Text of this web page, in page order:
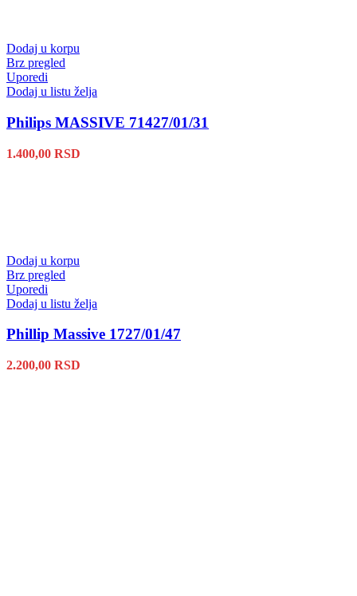
Dodaj u korpu
Brz pregled
Uporedi
Dodaj u listu želja
Philips MASSIVE 71427/01/31
1.400,00 RSD
Dodaj u korpu
Brz pregled
Uporedi
Dodaj u listu želja
Phillip Massive 1727/01/47
2.200,00 RSD